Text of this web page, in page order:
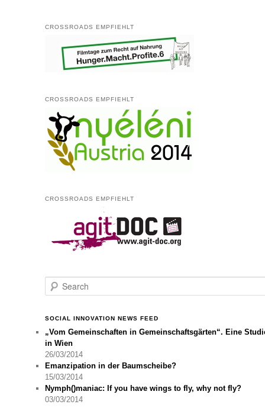
CROSSROADS EMPFIEHLT
CROSSROADS EMPFIEHLT
CROSSROADS EMPFIEHLT
Search
SOCIAL INNOVATION NEWS FEED
„Vom Gemeinschaften in Gemeinschaftsgärten“. Eine
in Wien
26/03/2014
Emanzipation in der Baumscheibe?
15/03/2014
Nymph()maniac: If you have wings to fly, why not fly?
03/03/2014